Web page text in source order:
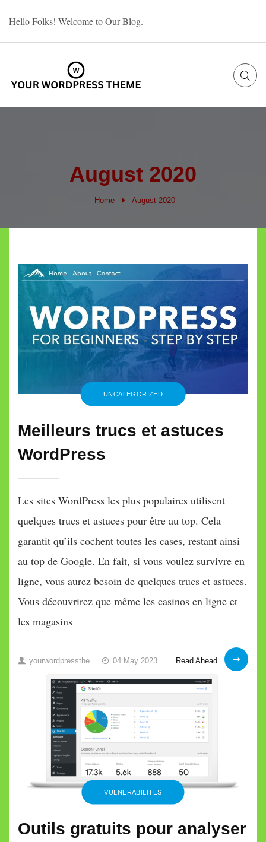
Hello Folks! Welcome to Our Blog.
August 2020
Home August 2020
UNCATEGORIZED
Meilleurs trucs et astuces
WordPress
Les sites WordPress les plus populaires utilisent
quelques trucs et astuces pour être au top. Cela
garantit qu’ils cochent toutes les cases, restant ainsi
au top de Google. En fait, si vous voulez survivre en
ligne, vous aurez besoin de quelques trucs et astuces.
Vous découvrirez que même les casinos en ligne et
les magasins
yourwordpressthe 04 May 2023 Read Ahead
Meilleurs
trucs
VULNERABILITES
Outils gratuits pour analyser